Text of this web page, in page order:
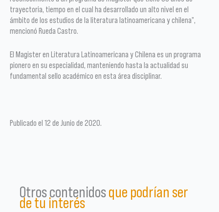
trayectoria, tiempo en el cual ha desarrollado un alto nivel en el
ámbito de los estudios de la literatura latinoamericana y chilena”,
mencionó Rueda Castro.
El Magister en Literatura Latinoamericana y Chilena es un programa
pionero en su especialidad, manteniendo hasta la actualidad su
fundamental sello académico en esta área disciplinar.
Publicado el 12 de Junio de 2020.
Otros contenidosque podrían ser
de tu interés